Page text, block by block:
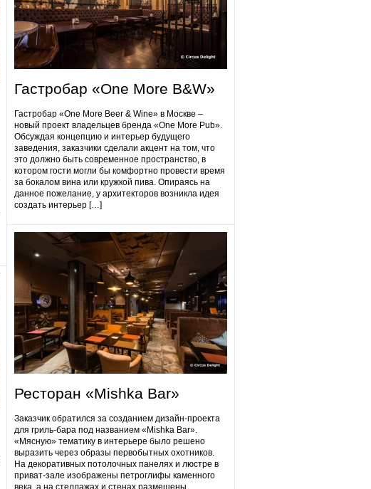
Гастробap «One More B&W»
Гастробap «One More Beer & Wine» в Москве –
новый проект владельцев бренда «One More Pub».
Обсуждая концепцию и интерьер будущего
заведения, заказчики сделали акцент на том, что
это должно быть современное пространство, в
котором гости могли бы комфортно провести время
за бокалом вина или кружкой пива. Опираясь на
данное пожелание, у архитекторов возникла идея
создать интерьер […]
Ресторан «Mishka Bar»
Заказчик обратился за созданием дизайн-проекта
для гриль-бара под названием «Mishka Bar».
«Мясную» тематику в интерьере было решено
выразить через образы первобытных охотников.
На декоративных потолочных панелях и люстре в
приват-зале изображены петроглифы каменного
века, а на стеллажах и стенах размещены